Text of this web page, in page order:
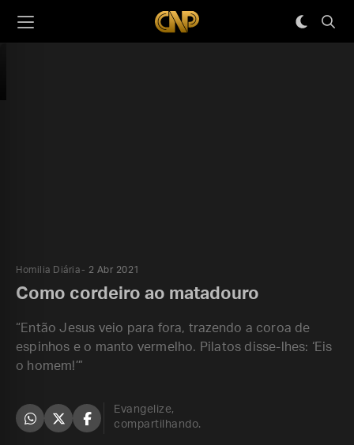
Homilia Diária 2 Abr 2021
Como cordeiro ao matadouro
“Então Jesus veio para fora, trazendo a coroa de
espinhos e o manto vermelho. Pilatos disse-lhes: ‘Eis
o homem!’”
Evangelize,
compartilhando.